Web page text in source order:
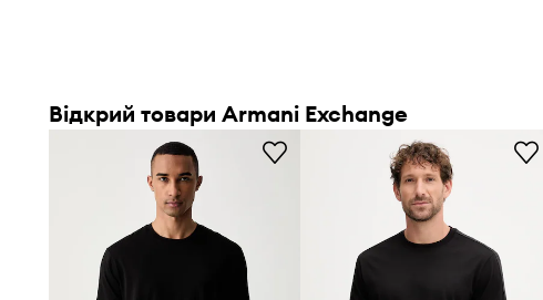
Відкрий товари Armani Exchange